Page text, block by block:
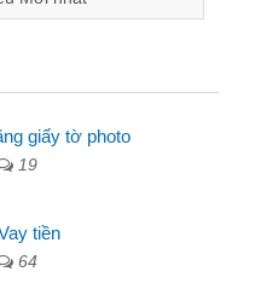
là
đọc
giấy tờ photo
19
tiền
64